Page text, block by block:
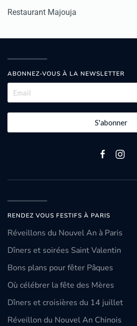
Restaurant Majouja
ABONNEZ-VOUS À LA NEWSLETTER
S'abonner
RENDEZ VOUS FESTIFS À PARIS
Réveillons du Nouvel An à Paris
Dîners et soirées Saint Valentin
Bons plans pour fêter Pâques
Où célébrer la fête des Mères
Dîners et croisières du 14 juillet
Réveillon du Nouvel An Chinois